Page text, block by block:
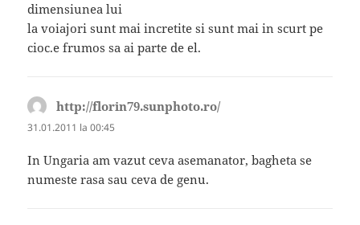
dimensiunea lui
la voiajori sunt mai incretite si sunt mai in scurt pe
cioc.e frumos sa ai parte de el.
http://florin79.sunphoto.ro/spune:
31.01.2011 la 00:45
In Ungaria am vazut ceva asemanator, bagheta se
numeste rasa sau ceva de genu.